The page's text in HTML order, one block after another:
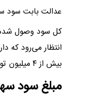
عدالت بابت سود سال ۱۴۰۱
بیش از ۴ میلیون تومان سود بابت سود سهام عدالت ۱۴۰۲ دریافت کنند.
مبلغ سود سهام